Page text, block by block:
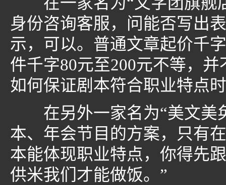
身份咨询客服，问能否写出
示，可以。普通文章起价千
件千字80元至200元不等，
如何保证剧本符合职业特点
在另外一家名为“美文美
本、年会节目的方案，只有
本能体现职业特点，你得先
供米我们才能做饭。”